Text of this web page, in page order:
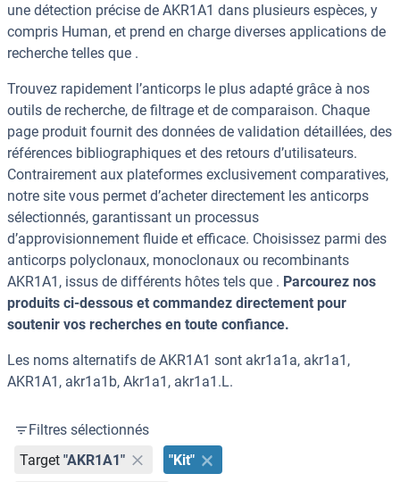
une détection précise de AKR1A1 dans plusieurs espèces, y
compris Human, et prend en charge diverses applications de
recherche telles que .
Trouvez rapidement l’anticorps le plus adapté grâce à nos
outils de recherche, de filtrage et de comparaison. Chaque
page produit fournit des données de validation détaillées, des
références bibliographiques et des retours d’utilisateurs.
Contrairement aux plateformes exclusivement comparatives,
notre site vous permet d’acheter directement les anticorps
sélectionnés, garantissant un processus
d’approvisionnement fluide et efficace. Choisissez parmi des
anticorps polyclonaux, monoclonaux ou recombinants
AKR1A1, issus de différents hôtes tels que . Parcourez nos
produits ci-dessous et commandez directement pour
soutenir vos recherches en toute confiance.
Les noms alternatifs de AKR1A1 sont akr1a1a, akr1a1,
AKR1A1, akr1a1b, Akr1a1, akr1a1.L.
Filtres sélectionnés
Target "AKR1A1" "Kit"